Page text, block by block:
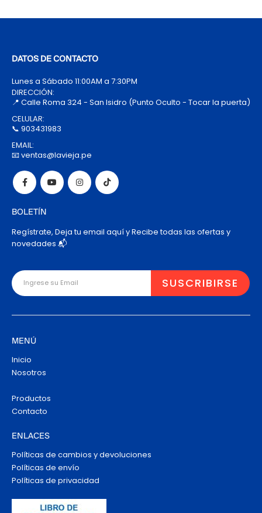
DATOS DE CONTACTO
Lunes a Sábado 11:00AM a 7:30PM
DIRECCIÓN:
📍 Calle Roma 324 - San Isidro (Punto Oculto - Tocar la puerta)
CELULAR:
📞 903431983
EMAIL:
📧 ventas@lavieja.pe
BOLETÍN
Regístrate, Deja tu email aquí y Recibe todas las ofertas y
novedades 📬
MENÚ
Inicio
Nosotros
Productos
Contacto
ENLACES
Políticas de cambios y devoluciones
Políticas de envío
Políticas de privacidad